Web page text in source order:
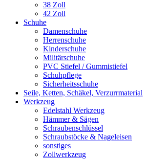
38 Zoll
42 Zoll
Schuhe
Damenschuhe
Herrenschuhe
Kinderschuhe
Militärschuhe
PVC Stiefel / Gummistiefel
Schuhpflege
Sicherheitsschuhe
Seile, Ketten, Schäkel, Verzurrmaterial
Werkzeug
Edelstahl Werkzeug
Hämmer & Sägen
Schraubenschlüssel
Schraubstöcke & Nageleisen
sonstiges
Zollwerkzeug